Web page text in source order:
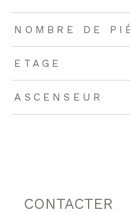
NOMBRE DE
ETAGE
ASCENSEUR
CONTACTER